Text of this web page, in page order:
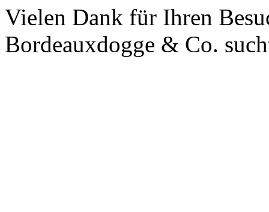
Vielen Dank für Ihren
Bordeauxdogge & Co.